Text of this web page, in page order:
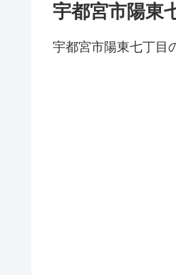
宇都宮市陽東
宇都宮市陽東七丁目